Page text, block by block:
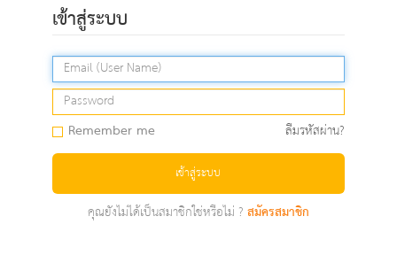
เข้าสู่ระบบ
Remember me ลืมรหัสผ่าน?
เข้าสู่ระบบ
คุณยังไม่ได้เป็นสมาชิกใช่หรือไม่ ?สมัครสมาชิก